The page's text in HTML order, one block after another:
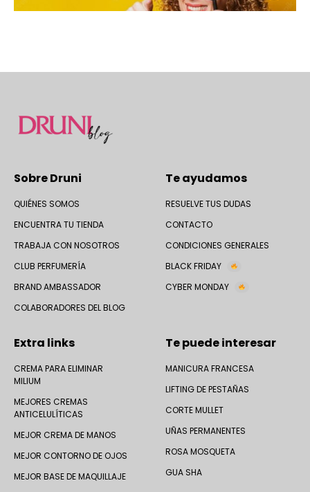
Sobre Druni
QUIÉNES SOMOS
ENCUENTRA TU TIENDA
TRABAJA CON NOSOTROS
CLUB PERFUMERÍA
BRAND AMBASSADOR
COLABORADORES DEL BLOG
Te ayudamos
RESUELVE TUS DUDAS
CONTACTO
CONDICIONES GENERALES
BLACK FRIDAY
CYBER MONDAY
Extra links
CREMA PARA ELIMINAR
MILIUM
MEJORES CREMAS
ANTICELULÍTICAS
MEJOR CREMA DE MANOS
MEJOR CONTORNO DE OJOS
MEJOR BASE DE MAQUILLAJE
Te puede interesar
MANICURA FRANCESA
LIFTING DE PESTAÑAS
CORTE MULLET
UÑAS PERMANENTES
ROSA MOSQUETA
GUA SHA